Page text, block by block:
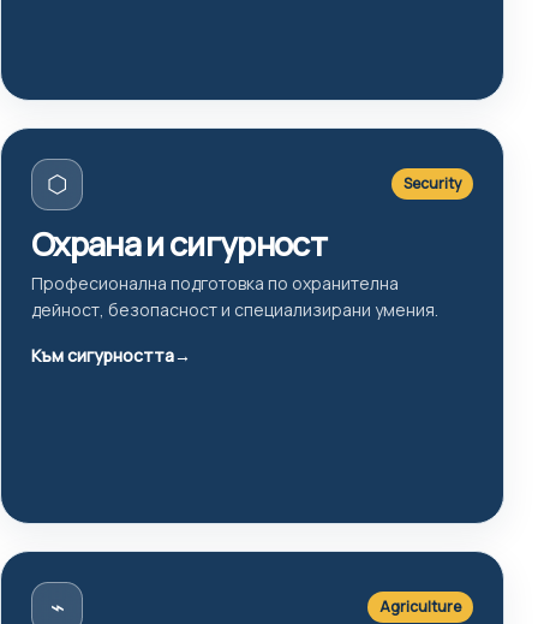
⬡ Security
Охрана и сигурност
Професионална подготовка по охранителна
дейност, безопасност и специализирани умения.
Към сигурността→
⌁ Agriculture